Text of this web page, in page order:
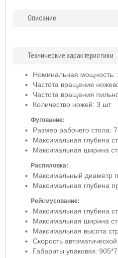
Описание
Технические характеристики
Номинальная мощность:
Частота вращения
Частота вращения
Количество ножей: 3 шт
Фугование:
Размер рабочего стола:
Максимальная глубина
Максимальная ширина
Распиловка:
Максимальный диаметр
Максимальная глубина
Рейсмусование:
Максимальная глубина
Максимальная ширина
Максимальная высота
Скорость
Габариты упаковки: